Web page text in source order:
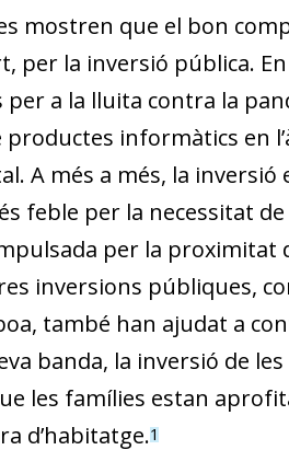
mostren que el bon
per la inversió pública.
a la lluita contra la
informàtics en
A més a més, la
feble per la necessitat
per la proximitat
inversions públiques,
també han ajudat a
banda, la inversió de
les famílies estan
d’habitatge.1